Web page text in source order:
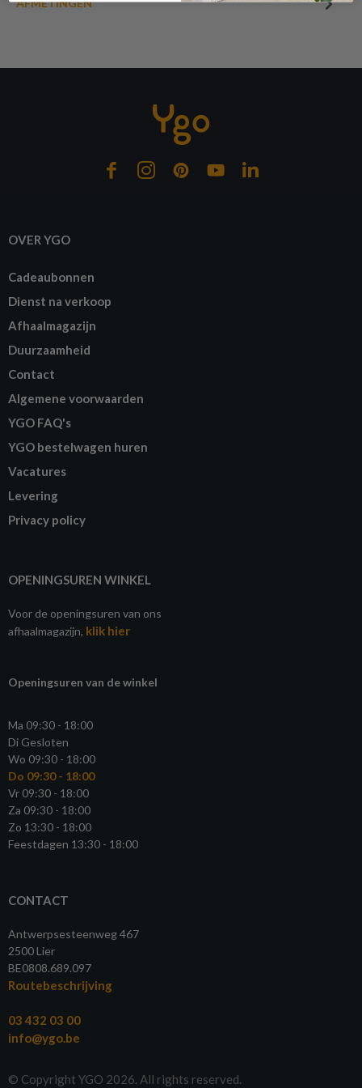
AFMETINGEN
OVER YGO
Cadeaubonnen
Dienst na verkoop
Afhaalmagazijn
Duurzaamheid
Contact
Algemene voorwaarden
YGO FAQ's
YGO bestelwagen huren
Vacatures
Levering
Privacy policy
OPENINGSUREN WINKEL
Voor de openingsuren van ons
afhaalmagazijn, klik hier
Openingsuren van de winkel
Ma 09:30 - 18:00
Di Gesloten
Wo 09:30 - 18:00
Do 09:30 - 18:00
Vr 09:30 - 18:00
Za 09:30 - 18:00
Zo 13:30 - 18:00
Feestdagen 13:30 - 18:00
CONTACT
Antwerpsesteenweg 467
2500 Lier
BE0808.689.097
Routebeschrijving
03 432 03 00
info@ygo.be
© Copyright YGO 2026. All rights reserved.